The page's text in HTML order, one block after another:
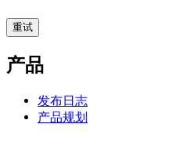
重试
产品
发布日志
产品规划